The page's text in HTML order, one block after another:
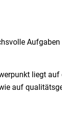
liegt
auf